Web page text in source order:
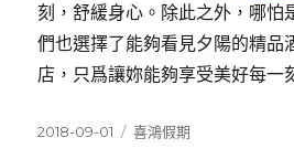
刻，舒緩身心。除此之外，哪怕
們也選擇了能夠看見夕陽的精品
店，只爲讓妳能夠享受美好每一
發
2018-09-01
分
喜鴻假期